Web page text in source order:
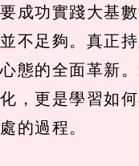
要成功實踐大基
並不足夠。真正
心態的全面革新
化，更是學習如
處的過程。